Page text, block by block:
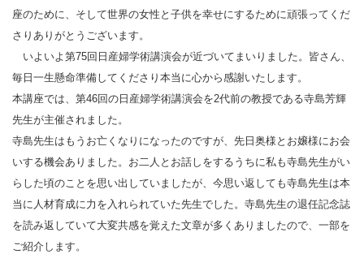
座のために、そして世界の女性と子供を幸せにするために頑張ってくだ
さりありがとうございます。
いよいよ第75回日産婦学術講演会が近づいてまいりました。皆さん、
毎日一生懸命準備してくださり本当に心から感謝いたします。
本講座では、第46回の日産婦学術講演会を2代前の教授である寺島芳輝
先生が主催されました。
寺島先生はもうお亡くなりになったのですが、先日奥様とお嬢様にお会
いする機会ありました。お二人とお話しをするうちに私も寺島先生がい
らした頃のことを思い出していましたが、今思い返しても寺島先生は本
当に人材育成に力を入れられていた先生でした。寺島先生の退任記念誌
を読み返していて大変共感を覚えた文章が多くありましたので、一部を
ご紹介します。